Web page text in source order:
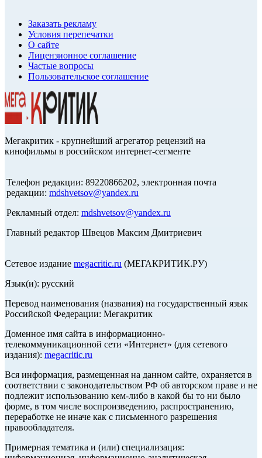
Заказать рекламу
Условия перепечатки
О сайте
Лицензионное соглашение
Частые вопросы
Пользовательское соглашение
Мегакритик - крупнейший агрегатор рецензий на
кинофильмы в российском интернет-сегменте
Телефон редакции: 89220866202, электронная почта
редакции: mdshvetsov@yandex.ru
Рекламный отдел: mdshvetsov@yandex.ru
Главный редактор Швецов Максим Дмитриевич
Сетевое издание megacritic.ru (МЕГАКРИТИК.РУ)
Язык(и): русский
Перевод наименования (названия) на государственный язык
Российской Федерации: Мегакритик
Доменное имя сайта в информационно-
телекоммуникационной сети «Интернет» (для сетевого
издания): megacritic.ru
Вся информация, размещенная на данном сайте, охраняется в
соответствии с законодательством РФ об авторском праве и не
подлежит использованию кем-либо в какой бы то ни было
форме, в том числе воспроизведению, распространению,
переработке не иначе как с письменного разрешения
правообладателя.
Примерная тематика и (или) специализация: